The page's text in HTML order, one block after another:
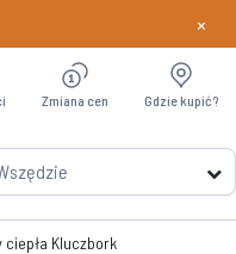
Dowiedz
×
Zmiana cen Gdzie kupić?
ciepła Kluczbork